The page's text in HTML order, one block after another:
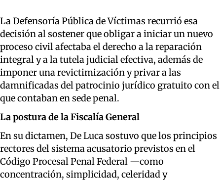
La Defensoría Pública de Víctimas recurrió esa
decisión al sostener que obligar a iniciar un nuevo
proceso civil afectaba el derecho a la reparación
integral y a la tutela judicial efectiva, además de
imponer una revictimización y privar a las
damnificadas del patrocinio jurídico gratuito con el
que contaban en sede penal.
La postura de la Fiscalía General
En su dictamen, De Luca sostuvo que los principios
rectores del sistema acusatorio previstos en el
Código Procesal Penal Federal —como
concentración, simplicidad, celeridad y